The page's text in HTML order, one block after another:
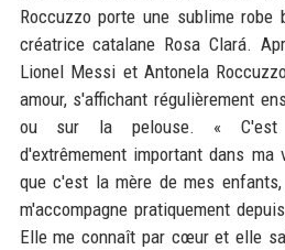
Roccuzzo porte une sublime
créatrice catalane Rosa Clará.
Lionel Messi et Antonela
amour, s'affichant régulièrement
ou sur la pelouse. « C'est
d'extrêmement important dans ma
que c'est la mère de mes
m'accompagne pratiquement
Elle me connaît par cœur et elle